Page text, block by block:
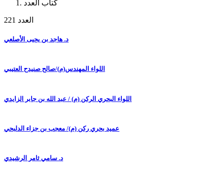
كتاب العدد
العدد 221
د. هاجد بن يحيى الأصلعي
اللواء المهندس(م)/صالح صنيدح العتيبي
اللواء البحري الركن (م) / عبد الله بن جابر الزايدي
عميد بحري ركن (م)/ معجب بن جزاء الدلبحي
د. سامي ثامر الرشيدي